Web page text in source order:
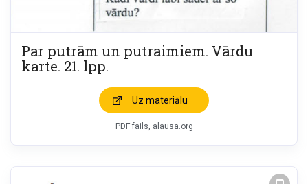
Par putrām un putraimiem. Vārdu
karte. 21. lpp.
Uz materiālu
PDF fails, alausa.org